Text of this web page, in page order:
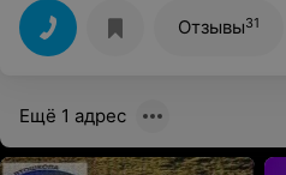
Отзывы31
Ещё 1 адрес